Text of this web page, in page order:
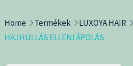
Home Termékek
LUXOYA HAIR
HAJHULLÁS ELLENI ÁPOLÁS